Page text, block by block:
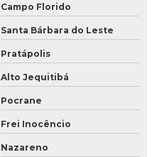
Campo Florido
Santa Bárbara do Leste
Pratápolis
Alto Jequitibá
Pocrane
Frei Inocêncio
Nazareno